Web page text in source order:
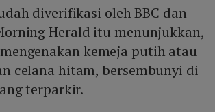
diverifikasi oleh BBC dan
Herald itu menunjukkan,
kemeja putih atau
celana hitam, bersembunyi di
terparkir.